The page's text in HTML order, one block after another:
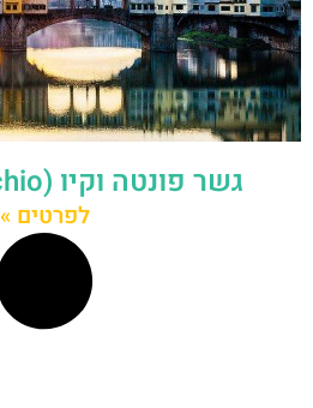
גשר פונטה וקיו (Ponte Vecchio)
לפרטים »